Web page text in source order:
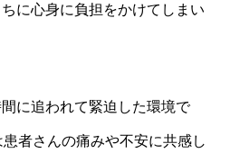
に心身に負担をかけてしまい
に追われて緊迫した環境で
者さんの痛みや不安に共感し